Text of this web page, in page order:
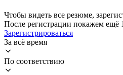
Чтобы видеть все резюме,
После регистрации покажем ещё
Зарегистрироваться
За всё время
По соответствию